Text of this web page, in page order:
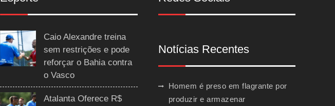
Caio Alexandre treina
sem restrições e pode
reforçar o Bahia contra
o Vasco
Atalanta Oferece R$
Notícias Recentes
Homem é preso em flagrante por
produzir e armazenar